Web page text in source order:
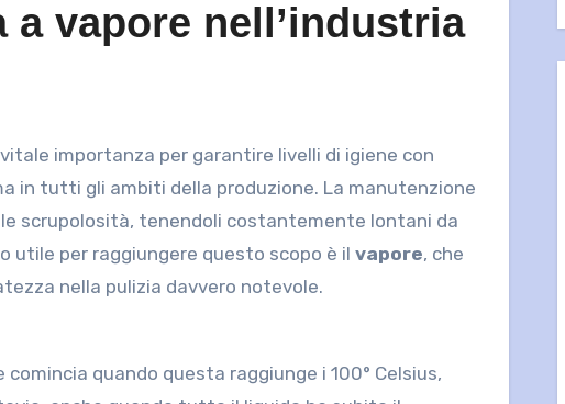
vapore nell’industria
importanza per garantire livelli di igiene con
in tutti gli ambiti della produzione. La manutenzione
scrupolosità, tenendoli costantemente lontani da
utile per raggiungere questo scopo è il vapore, che
nella pulizia davvero notevole.
quando questa raggiunge i 100° Celsius,